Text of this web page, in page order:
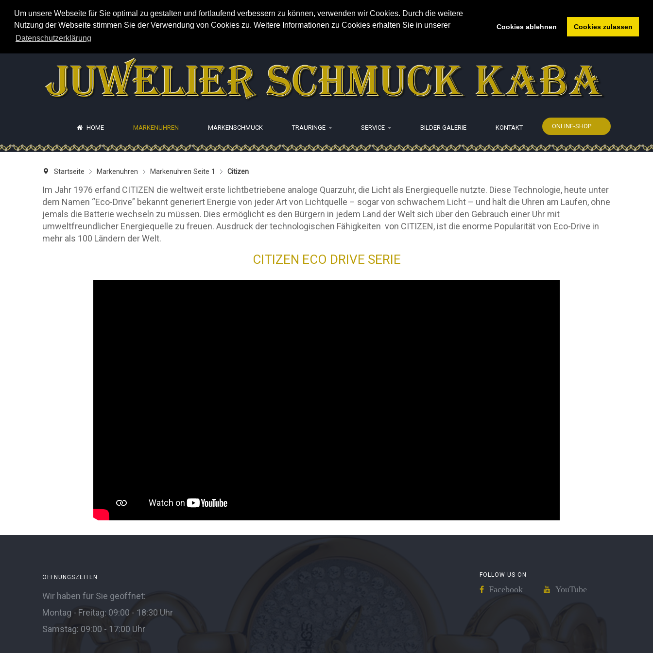
Um unsere Webseite für Sie optimal zu gestalten und fortlaufend verbessern zu können, verwenden wir Cookies. Durch die weitere
Nutzung der Webseite stimmen Sie der Verwendung von Cookies zu. Weitere Informationen zu Cookies erhalten Sie in unserer
Datenschutzerklärung
Cookies ablehnen Cookies zulassen
HOME MARKENUHREN MARKENSCHMUCK TRAURINGE SERVICE BILDER GALERIE KONTAKT ONLINE-SHOP
Startseite Markenuhren Markenuhren Seite 1 Citizen
Im Jahr 1976 erfand CITIZEN die weltweit erste lichtbetriebene analoge Quarzuhr, die Licht als Energiequelle nutzte. Diese Technologie, heute unter
dem Namen “Eco-Drive” bekannt generiert Energie von jeder Art von Lichtquelle – sogar von schwachem Licht – und hält die Uhren am Laufen, ohne
jemals die Batterie wechseln zu müssen. Dies ermöglicht es den Bürgern in jedem Land der Welt sich über den Gebrauch einer Uhr mit
umweltfreundlicher Energiequelle zu freuen. Ausdruck der technologischen Fähigkeiten von CITIZEN, ist die enorme Popularität von Eco-Drive in
mehr als 100 Ländern der Welt.
CITIZEN ECO DRIVE SERIE
ÖFFNUNGSZEITEN
Wir haben für Sie geöffnet:
Montag - Freitag: 09:00 - 18:30 Uhr
Samstag: 09:00 - 17:00 Uhr
FOLLOW US ON
Facebook YouTube